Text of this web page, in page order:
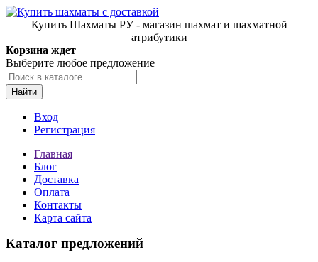
Купить Шахматы РУ - магазин шахмат и шахматной
атрибутики
Корзина ждет
Выберите любое предложение
Найти
Вход
Регистрация
Главная
Блог
Доставка
Оплата
Контакты
Карта сайта
Каталог предложений